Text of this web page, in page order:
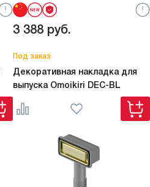
3 388 руб.
Под заказ
Декоративная накладка для
выпуска Omoikiri DEC-BL